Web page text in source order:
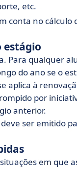
etc.
conta no
estágio
Para qualquer
do ano se o
aplica à
por
anterior.
deve ser emitido
em que